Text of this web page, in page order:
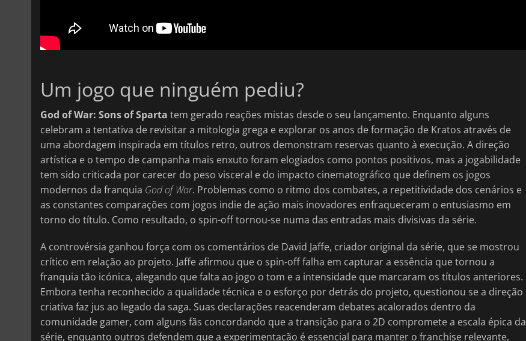
Um jogo que ninguém pediu?
God of War: Sons of Sparta tem gerado reações mistas desde o seu lançamento. Enquanto alguns
celebram a tentativa de revisitar a mitologia grega e explorar os anos de formação de Kratos através de
uma abordagem inspirada em títulos retro, outros demonstram reservas quanto à execução. A direção
artística e o tempo de campanha mais enxuto foram elogiados como pontos positivos, mas a jogabilidade
tem sido criticada por carecer do peso visceral e do impacto cinematográfico que definem os jogos
modernos da franquia God of War. Problemas como o ritmo dos combates, a repetitividade dos cenários e
as constantes comparações com jogos indie de ação mais inovadores enfraqueceram o entusiasmo em
torno do título. Como resultado, o spin-off tornou-se numa das entradas mais divisivas da série.
A controvérsia ganhou força com os comentários de David Jaffe, criador original da série, que se mostrou
crítico em relação ao projeto. Jaffe afirmou que o spin-off falha em capturar a essência que tornou a
franquia tão icónica, alegando que falta ao jogo o tom e a intensidade que marcaram os títulos anteriores.
Embora tenha reconhecido a qualidade técnica e o esforço por detrás do projeto, questionou se a direção
criativa faz jus ao legado da saga. Suas declarações reacenderam debates acalorados dentro da
comunidade gamer, com alguns fãs concordando que a transição para o 2D compromete a escala épica da
série, enquanto outros defendem que a experimentação é essencial para manter o franchise relevante,